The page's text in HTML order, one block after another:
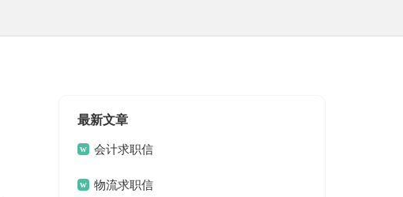
最新文章
会计求职信
物流求职信